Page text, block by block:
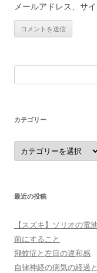
メールアドレス、サイ
索:
カテゴリー
カ
テ
ゴ
最近の投稿
【スズキ】ソリオの電
前にすること
飛蚊症と左目の違和感
自律神経の病気の経過